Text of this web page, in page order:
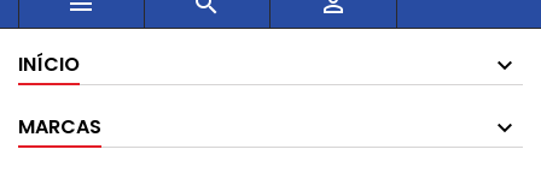
INÍCIO
MARCAS